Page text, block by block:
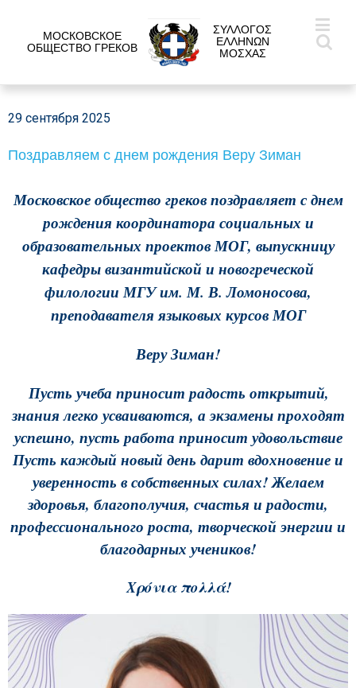
МОСКОВСКОЕ
ОБЩЕСТВО ГРЕКОВ
ΣΥΛΛΟΓΟΣ
ΕΛΛΗΝΩΝ
ΜΟΣΧΑΣ
29 сентября 2025
Поздравляем с днем рождения Веру Зиман
Московское общество греков поздравляет с днем
рождения координатора социальных и
образовательных проектов МОГ, выпускницу
кафедры византийской и новогреческой
филологии МГУ им. М. В. Ломоносова,
преподавателя языковых курсов МОГ
Веру Зиман!
Пусть учеба приносит радость открытий,
знания легко усваиваются, а экзамены проходят
успешно, пусть работа приносит удовольствие
Пусть каждый новый день дарит вдохновение и
уверенность в собственных силах! Желаем
здоровья, благополучия, счастья и радости,
профессионального роста, творческой энергии и
благодарных учеников!
Χρόνια πολλά!